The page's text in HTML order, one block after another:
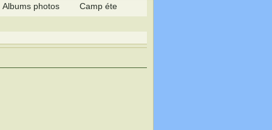
Albums photos
Camp éte